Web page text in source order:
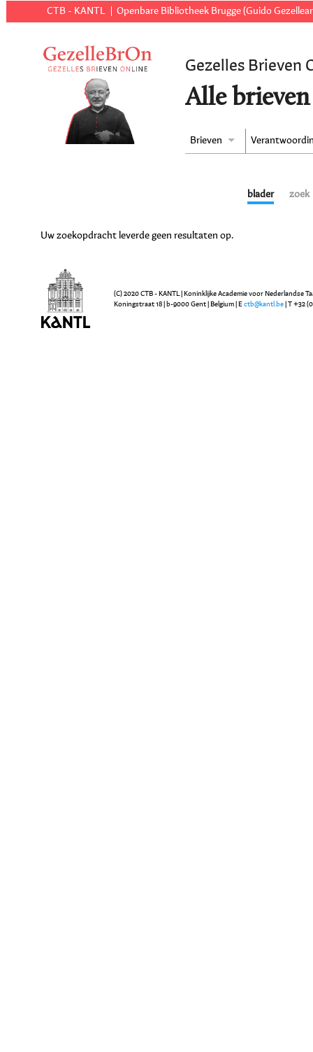
CTB - KANTL Openbare Bibliotheek Brugge (Guido
Gezelles Brieven
Alle brieven
Brieven
blader zoek
Uw zoekopdracht leverde geen resultaten op.
(C) 2020 CTB - KANTL | Koninklijke Academie voor Nederlandse
Koningstraat 18 | b-9000 Gent | Belgium | E ctb@kantl.be | T +32